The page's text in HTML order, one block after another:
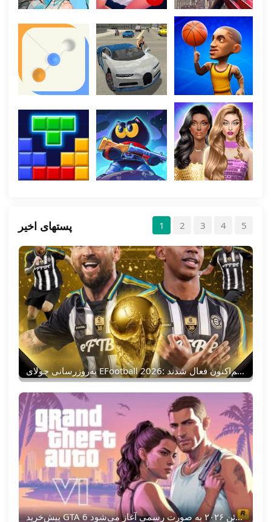
پستهای اخیر 1 2 3 4 5
به‌روزرسانی جولای EFootball 2026: پک‌های افسانه‌ای اسپانیا ۲۰۱۰ و بسته نامزدی فاز ۱۳ هم‌اکنون فعال شدند!
پیش‌خرید GTA 6 از ۲۵ ژوئن ۲۰۲۶ به صورت رسمی آغاز می‌شود